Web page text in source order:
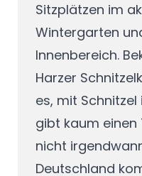
Sitzplätzen im
Wintergarten
Innenbereich.
Harzer
es, mit Schnitzel
gibt kaum einen
nicht
Deutschland